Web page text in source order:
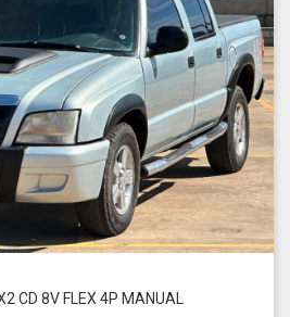
CD 8V FLEX 4P MANUAL